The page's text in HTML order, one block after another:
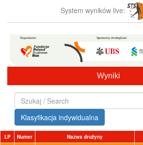
System wyników live:
Wyniki
Klasyfikacja indywidualna
LP Numer Nazwa drużyny